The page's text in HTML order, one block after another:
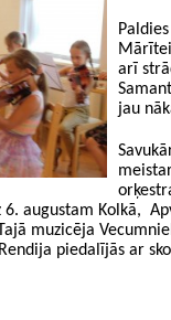
arī
jau
augustam Kolkā,
muzicēja
piedalījās ar